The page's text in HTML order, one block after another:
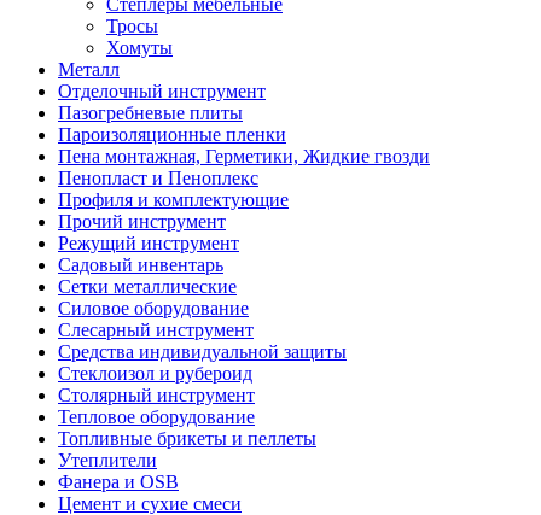
Степлеры мебельные
Тросы
Хомуты
Металл
Отделочный инструмент
Пазогребневые плиты
Пароизоляционные пленки
Пена монтажная, Герметики, Жидкие гвозди
Пенопласт и Пеноплекс
Профиля и комплектующие
Прочий инструмент
Режущий инструмент
Садовый инвентарь
Сетки металлические
Силовое оборудование
Слесарный инструмент
Средства индивидуальной защиты
Стеклоизол и рубероид
Столярный инструмент
Тепловое оборудование
Топливные брикеты и пеллеты
Утеплители
Фанера и OSB
Цемент и сухие смеси